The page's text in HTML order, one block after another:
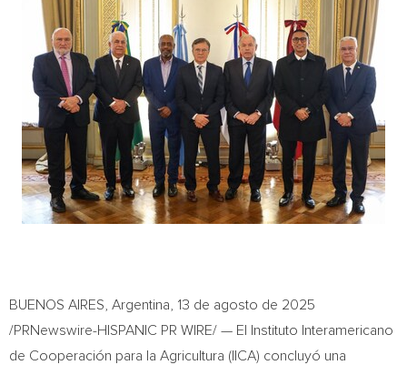
BUENOS AIRES, Argentina
13 de agosto de 2025
/PRNewswire-HISPANIC PR WIRE/ — El Instituto Interamericano
de Cooperación para la Agricultura (IICA) concluyó una